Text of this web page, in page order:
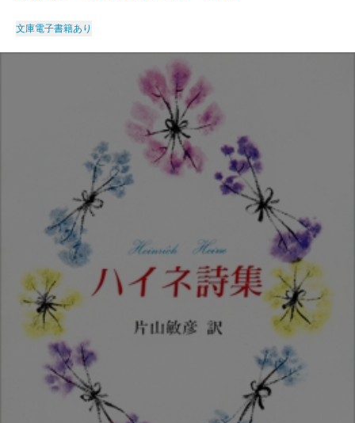
文庫電子書籍あり